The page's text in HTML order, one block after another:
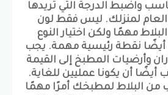
واضبط الدرجة التي تريدها
لمنزلك. ليس فقط لون
مهمًا ولكن اختيار النوع
أيضًا نقطة رئيسية مهمة. يجب
وأرضيات المطبخ إلى القيمة
أيضًا أن يكونا عمليين للغاية.
من البلاط لمطبخك أمرًا مهمًا